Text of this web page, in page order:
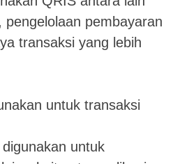
pembayaran
transaksi yang lebih
untuk transaksi
untuk